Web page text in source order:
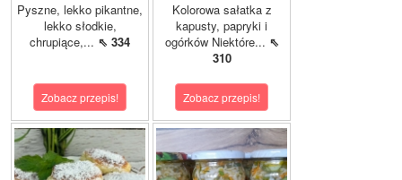
Pyszne, lekko pikantne,
lekko słodkie,
chrupiące,... ⇖ 334
Zobacz przepis!
Kolorowa sałatka z
kapusty, papryki i
ogórków Niektóre... ⇖
310
Zobacz przepis!